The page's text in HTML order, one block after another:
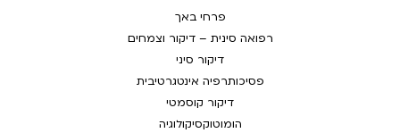
פרחי באך
רפואה סינית – דיקור וצמחים
דיקור סיני
פסיכותרפיה אינטגרטיבית
דיקור קוסמטי
הומוטוקסיקולוגיה